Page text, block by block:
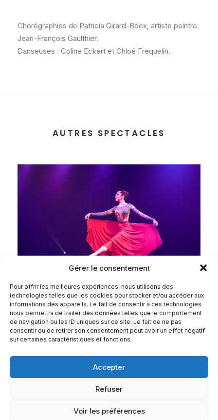
Gérer le consentement
Pour offrir les meilleures expériences, nous utilisons des
technologies telles que les cookies pour stocker et/ou accéder aux
informations des appareils. Le fait de consentir à ces technologies
nous permettra de traiter des données telles que le comportement
de navigation ou les ID uniques sur ce site. Le fait de ne pas
consentir ou de retirer son consentement peut avoir un effet négatif
sur certaines caractéristiques et fonctions.
Accepter
Refuser
Voir les préférences
Chorégraphies de Patricia Girard-Boëx, artiste peintre
Jean-François Gaulthier.
Danseuses : Coline Eckert et Chloé Frequelin.
AUTRES SPECTACLES
NEXT